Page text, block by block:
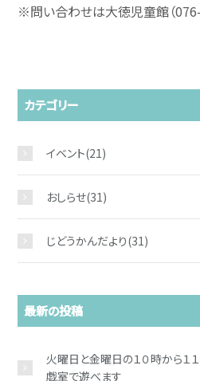
お問い合
※問い合わせは大徳児童館（
カテゴリー
イベント(21)
おしらせ(31)
じどうかんだより(31)
最新の投稿
火曜日と金曜日の１０時から１
戯室で遊べます